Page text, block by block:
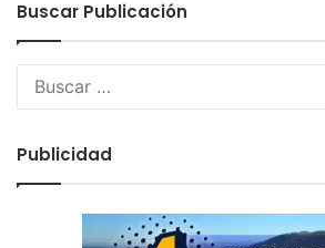
Buscar Publicación
Publicidad